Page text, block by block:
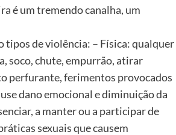
é um tremendo canalha, um
tipos de violência: – Física: qualquer
soco, chute, empurrão, atirar
perfurante, ferimentos provocados
dano emocional e diminuição da
a manter ou a participar de
sexuais que causem